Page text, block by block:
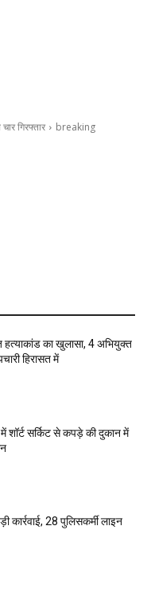
गिरफ्तार breaking
हत्याकांड का खुलासा, 4 अभियुक्त
हिरासत में
शॉर्ट सर्किट से कपड़े की दुकान में
कार्रवाई, 28 पुलिसकर्मी लाइन